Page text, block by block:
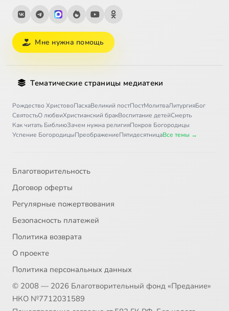
Мне нужна помощь
Тематические страницы медиатеки
Рождество ХристовоПасхаВеликий постПостМолитваЛитургияБог
СвятостьО любвиХристианский бракВоспитание детейСмерть
Как читать БиблиюЗачем нужна религияПокров Богородицы
Успение БогородицыПреображениеПятидесятницаВсе темы →
Благотворительность
Договор оферты
Регулярные пожертвования
Безопасность платежей
Политика возврата
О проекте
Политика персональных данных
© 2008 — 2026 Благотворительный фонд «Предание»
НКО №7712031589